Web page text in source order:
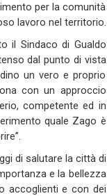
per la comunità
lavoro nel territorio.
il Sindaco di Gualdo
dal punto di vista
un vero e proprio
con un approccio
competente ed in
quale Zago è
di salutare la città di
e la bellezza
accoglienti e con dei